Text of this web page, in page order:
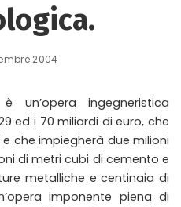
2004
un’opera ingegneristica
ed i 70 miliardi di euro, che
che impiegherà due milioni
di metri cubi di cemento e
metalliche e centinaia di
imponente piena di